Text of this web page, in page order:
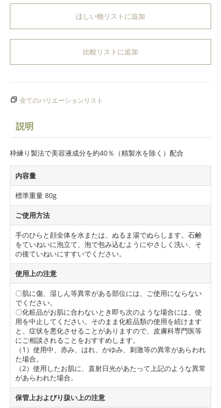
ほしい物リストに追加
比較リストに追加
全てのバリエーションリスト
説明
枠練り製法で美容液成分を約40％（精製水を除く）配合
内容量
標準重量 80g
ご使用方法
手のひらと顔全体を水または、ぬるま湯でぬらします。石鹸
をていねいに泡立て、泡で包み込むようにやさしく洗い、そ
の後ていねいにすすいでください。
使用上の注意
〇肌に傷、湿しん等異常がある部位には、ご使用にならない
でください。
〇化粧品がお肌に合わないとき即ち次のような場合には、使
用を中止してください。そのまま化粧品類の使用を続けます
と、症状を悪化させることがありますので、皮膚科専門医等
にご相談されることをおすすめします。
（1）使用中、赤み、はれ、かゆみ、刺激等の異常があらわれ
た場合。
（2）使用したお肌に、直射日光があたって上記のような異常
があらわれた場合。
保管上およびり扱い上の注意